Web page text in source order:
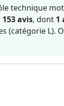
technique
153 avis, dont 1
(catégorie L).